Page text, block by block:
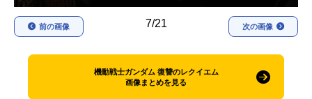
春アニメ 夏アニメ
秋アニメ
男性声優/女性声優一覧
7/21
前の画像 次の画像
機動戦士ガンダム 復讐のレクイエム
画像まとめを見る